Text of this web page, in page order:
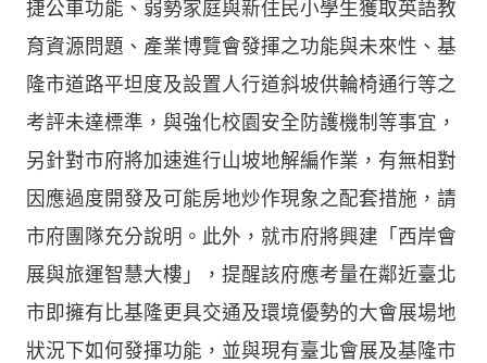
捷公車功能、弱勢家庭與新住民小學生獲取英語教
育資源問題、產業博覽會發揮之功能與未來性、基
隆市道路平坦度及設置人行道斜坡供輪椅通行等之
考評未達標準，與強化校園安全防護機制等事宜，
另針對市府將加速進行山坡地解編作業，有無相對
因應過度開發及可能房地炒作現象之配套措施，請
市府團隊充分說明。此外，就市府將興建「西岸會
展與旅運智慧大樓」，提醒該府應考量在鄰近臺北
市即擁有比基隆更具交通及環境優勢的大會展場地
狀況下如何發揮功能，並與現有臺北會展及基隆市